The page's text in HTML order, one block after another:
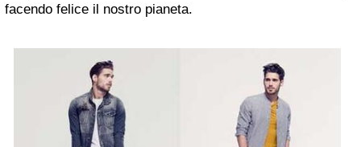
facendo felice il nostro pianeta.